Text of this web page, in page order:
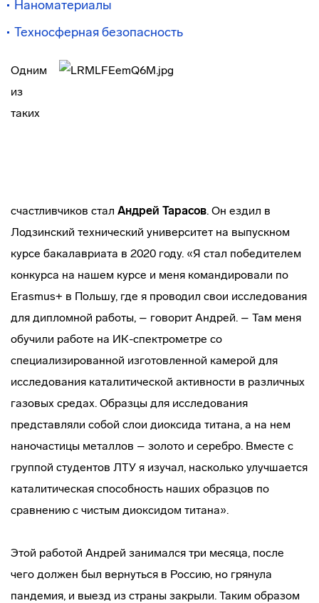
Наноматериалы
Техносферная безопасность
Одним
из
таких
счастливчиков стал Андрей Тарасов. Он ездил в
Лодзинский технический университет на выпускном
курсе бакалавриата в 2020 году. «Я стал победителем
конкурса на нашем курсе и меня командировали по
Erasmus+ в Польшу, где я проводил свои исследования
для дипломной работы, – говорит Андрей. – Там меня
обучили работе на ИК-спектрометре со
специализированной изготовленной камерой для
исследования каталитической активности в различных
газовых средах. Образцы для исследования
представляли собой слои диоксида титана, а на нем
наночастицы металлов – золото и серебро. Вместе с
группой студентов ЛТУ я изучал, насколько улучшается
каталитическая способность наших образцов по
сравнению с чистым диоксидом титана».
Этой работой Андрей занимался три месяца, после
чего должен был вернуться в Россию, но грянула
пандемия, и выезд из страны закрыли. Таким образом